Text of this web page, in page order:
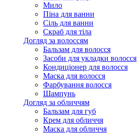
Мило
Піна для ванни
Сіль для ванни
Скраб для тіла
Догляд за волоссям
Бальзам для волосся
Засоби для укладки волосся
Кондиціонер для волосся
Маска для волосся
Фарбування волосся
Шампунь
Догляд за обличчям
Бальзам для губ
Крем для обличчя
Маска для обличчя